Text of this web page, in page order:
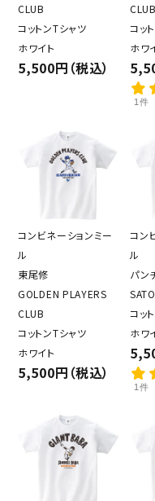
CLUB
コットンTシャツ
ホワイト
5,500円（税込）
CLUB
コッ
ホワ
1件
コンビネーションミー
ル
東尾修
GOLDEN PLAYERS
CLUB
コットンTシャツ
ホワイト
5,500円（税込）
コン
ル
パン
コッ
ホワ
1件